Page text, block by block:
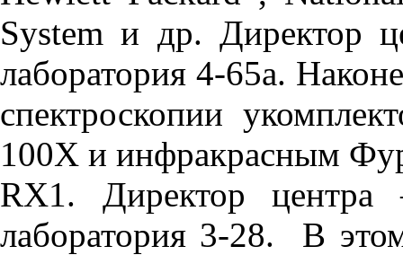
System и др. Директор
лаборатория 4-65а.
спектроскопии
100X и инфракрасным
RX1. Директор
лаборатория 3-28. В